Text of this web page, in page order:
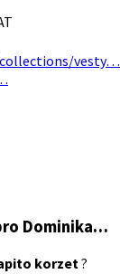
vesty…
Dominika…
korzet?